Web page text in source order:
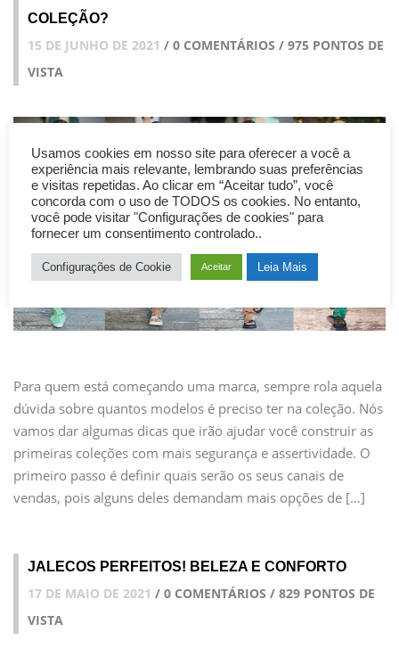
COLEÇÃO?
15 DE JUNHO DE 2021 / 0 COMENTÁRIOS / 975 PONTOS DE
VISTA
Para quem está começando uma marca, sempre rola aquela
dúvida sobre quantos modelos é preciso ter na coleção. Nós
vamos dar algumas dicas que irão ajudar você construir as
primeiras coleções com mais segurança e assertividade. O
primeiro passo é definir quais serão os seus canais de
vendas, pois alguns deles demandam mais opções de […]
JALECOS PERFEITOS! BELEZA E CONFORTO
17 DE MAIO DE 2021 / 0 COMENTÁRIOS / 829 PONTOS DE
VISTA
Usamos cookies em nosso site para oferecer a você a
experiência mais relevante, lembrando suas preferências
e visitas repetidas. Ao clicar em “Aceitar tudo”, você
concorda com o uso de TODOS os cookies. No entanto,
você pode visitar "Configurações de cookies" para
fornecer um consentimento controlado..
Configurações de Cookie Aceitar Leia Mais